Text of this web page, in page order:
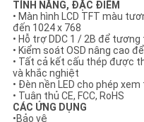
TÍNH NĂNG, ĐẶC ĐIỂM
• Màn hình LCD TFT màu
đến 1024 x 768
• Hỗ trợ DDC 1 / 2B để
• Kiểm soát OSD nâng cao
• Tất cả kết cấu thép được
và khắc nghiệt
• Đèn nền LED cho phép
• Tuân thủ CE, FCC, RoHS
CÁC ỨNG DỤNG
•Bảo vệ